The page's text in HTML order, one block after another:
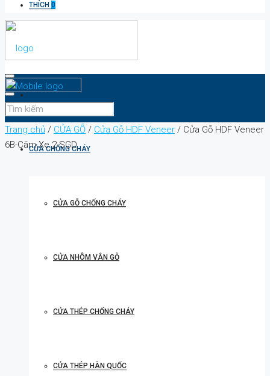
THÍCH 0
TRANG CHỦ
CỬA CHỐNG CHÁY
CỬA GỖ CHỐNG CHÁY
CỬA NHÔM VÂN GỖ
CỬA THÉP CHỐNG CHÁY
CỬA THÉP HÀN QUỐC
Trang chủ / CỬA GỖ / Cửa Gỗ HDF Veneer / Cửa Gỗ HDF Veneer
6B-Căm Xe 2-SGD